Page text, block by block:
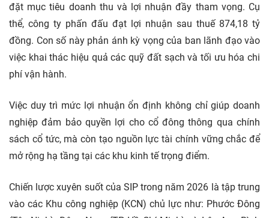
đặt mục tiêu doanh thu và lợi nhuận đầy tham vọng. Cụ
thể, công ty phấn đấu đạt lợi nhuận sau thuế 874,18 tỷ
đồng. Con số này phản ánh kỳ vọng của ban lãnh đạo vào
việc khai thác hiệu quả các quỹ đất sạch và tối ưu hóa chi
phí vận hành.
Việc duy trì mức lợi nhuận ổn định không chỉ giúp doanh
nghiệp đảm bảo quyền lợi cho cổ đông thông qua chính
sách cổ tức, mà còn tạo nguồn lực tài chính vững chắc để
mở rộng hạ tầng tại các khu kinh tế trọng điểm.
Chiến lược xuyên suốt của SIP trong năm 2026 là tập trung
vào các Khu công nghiệp (KCN) chủ lực như: Phước Đông